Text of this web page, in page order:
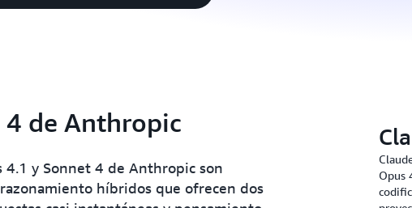
4 de Anthropic
4.1 y Sonnet 4 de Anthropic son
híbridos que ofrecen dos
Opus